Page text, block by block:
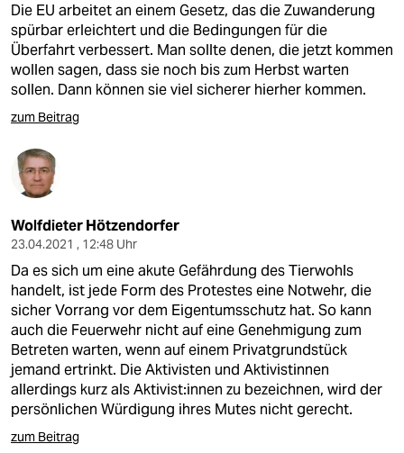
Die EU arbeitet an einem Gesetz, das die Zuwanderung
spürbar erleichtert und die Bedingungen für die
Überfahrt verbessert. Man sollte denen, die jetzt kommen
wollen sagen, dass sie noch bis zum Herbst warten
sollen. Dann können sie viel sicherer hierher kommen.
zum Beitrag
Wolfdieter Hötzendorfer
23.04.2021 , 12:48 Uhr
Da es sich um eine akute Gefährdung des Tierwohls
handelt, ist jede Form des Protestes eine Notwehr, die
sicher Vorrang vor dem Eigentumsschutz hat. So kann
auch die Feuerwehr nicht auf eine Genehmigung zum
Betreten warten, wenn auf einem Privatgrundstück
jemand ertrinkt. Die Aktivisten und Aktivistinnen
allerdings kurz als Aktivist:innen zu bezeichnen, wird der
persönlichen Würdigung ihres Mutes nicht gerecht.
zum Beitrag